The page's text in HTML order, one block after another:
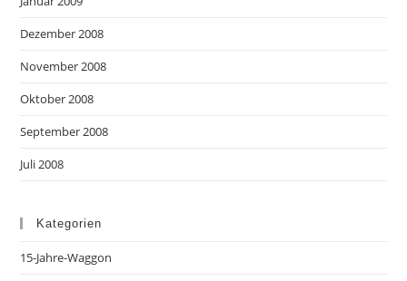
Dezember 2008
November 2008
Oktober 2008
September 2008
Juli 2008
Kategorien
15-Jahre-Waggon